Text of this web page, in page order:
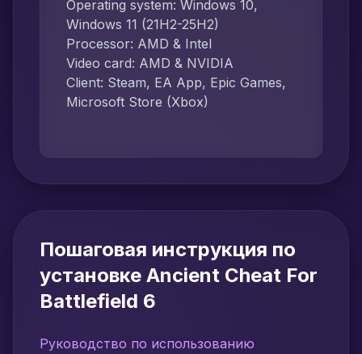
Operating system: Windows 10,
Windows 11 (21H2-25H2)
Processor: AMD & Intel
Video card: AMD & NVIDIA
Client: Steam, EA App, Epic Games,
Microsoft Store (Xbox)
Пошаговая инструкция по
установке Ancient Cheat For
Battlefield 6
Руководство по использованию